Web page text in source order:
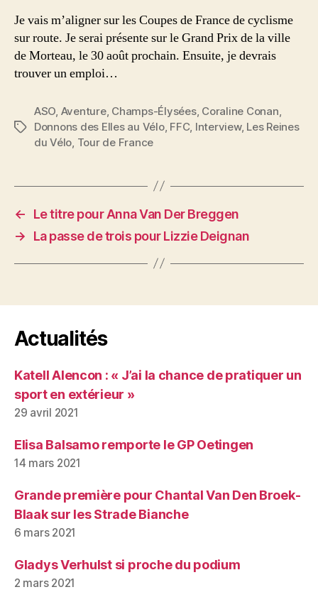
Je vais m’aligner sur les Coupes de France de cyclisme
sur route. Je serai présente sur le Grand Prix de la ville
de Morteau, le 30 août prochain. Ensuite, je devrais
trouver un emploi…
Étiquettes
ASO Aventure, Champs-Élysées, Coraline Conan
Donnons des Elles au Vélo, FFC, Interview, Les Reines
du Vélo Tour de France
←
Le titre pour Anna Van Der Breggen
→
La passe de trois pour Lizzie Deignan
Actualités
Katell Alencon : « J’ai la chance de pratiquer un
sport en extérieur »
29 avril 2021
Elisa Balsamo remporte le GP Oetingen
14 mars 2021
Grande première pour Chantal Van Den Broek-
Blaak sur les Strade Bianche
6 mars 2021
Gladys Verhulst si proche du podium
2 mars 2021